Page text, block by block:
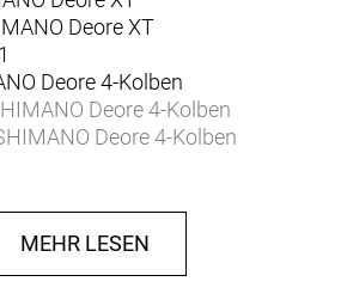
Deore XT
Deore 4-Kolben
Deore 4-Kolben
Deore 4-Kolben
: SHIMANO Deore
: SHIMANO Deore
MD25
MEHR LESEN